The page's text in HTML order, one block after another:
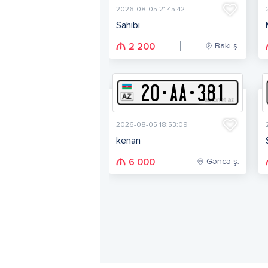
2026-08-05 21:45:42
Sahibi
2 200 Bakı ş.
20-AA-381
2026-08-05 18:53:09
kenan
6 000 Gəncə ş.